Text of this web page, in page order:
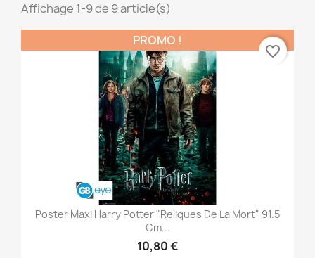
Affichage 1-9 de 9 article(s)
Poster Maxi Harry Potter "Reliques De La Mort" 91.5
Cm...
10,80 €
PROMO !
favorite_border